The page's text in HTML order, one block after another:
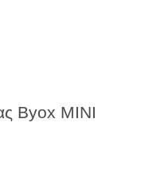
Byox MINI